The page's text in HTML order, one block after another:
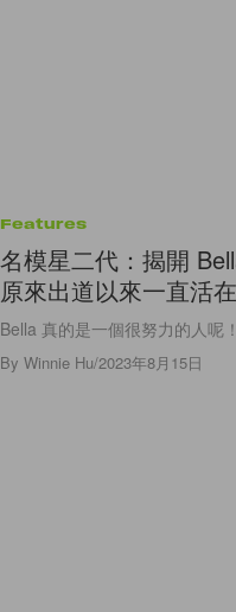
Features
名模星二代：揭開
原來出道以來一直活
Bella 真的是一個很努力的人呢！
By Winnie Hu/2023年8月15日